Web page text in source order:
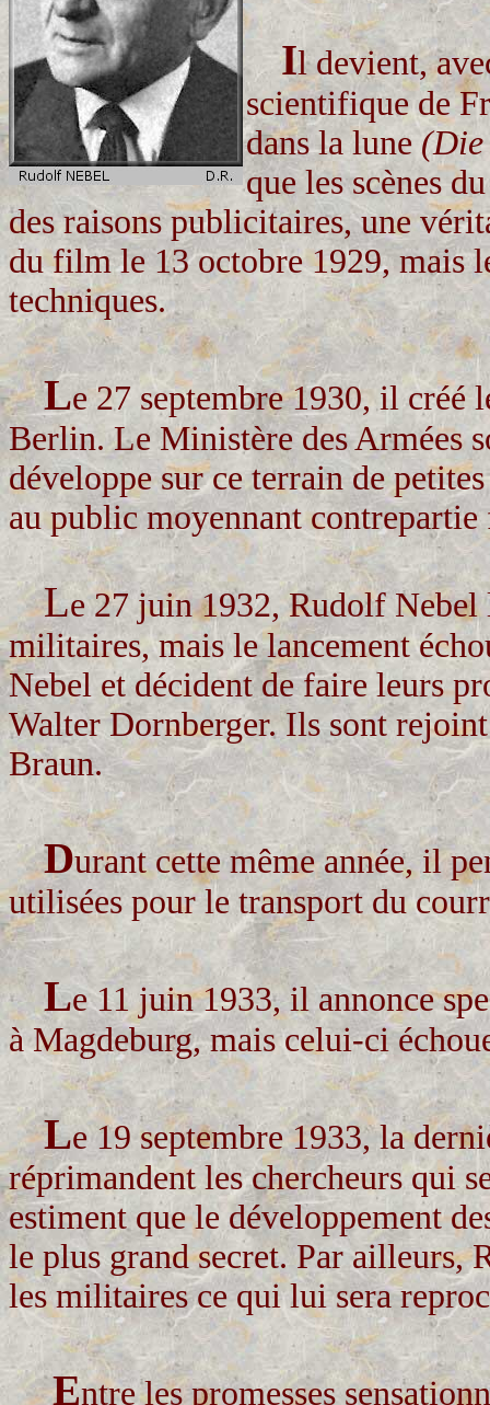
Il devient,
scientifique de
dans la lune
que les scènes
des raisons publicitaires, une
du film le 13 octobre 1929, mais
techniques.
Le 27 septembre 1930, il créé
Berlin. Le Ministère des Armées
développe sur ce terrain de
au public moyennant
Le 27 juin 1932, Rudolf Nebel
militaires, mais le lancement
Nebel et décident de faire leurs
Walter Dornberger. Ils sont
Braun.
Durant cette même année, il
utilisées pour le transport du
Le 11 juin 1933, il annonce
à Magdeburg, mais celui-ci
Le 19 septembre 1933, la
réprimandent les chercheurs qui
estiment que le développement
le plus grand secret. Par ailleurs,
les militaires ce qui lui sera
Entre les promesses